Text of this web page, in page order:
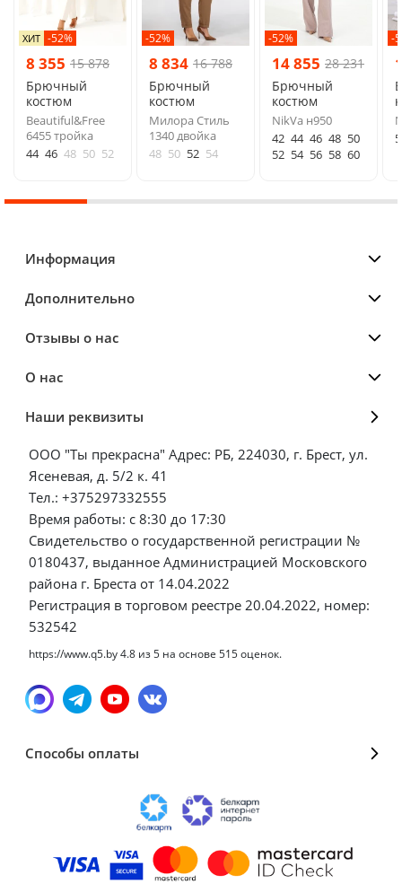
ХИТ -52%
8 355 15 878
Брючный
костюм
Beautiful&Free
6455 тройка
44 46 48 50 52
-52%
8 834 16 788
Брючный
костюм
Милора Стиль
1340 двойка
48 50 52 54
-52%
14 855 28 231
Брючный
костюм
NikVa н950
42 44 46 48 50
52 54 56 58 60
-
Информация
Дополнительно
Отзывы о нас
О нас
Наши реквизиты
ООО "Ты прекрасна" Адрес: РБ, 224030, г. Брест, ул.
Ясеневая, д. 5/2 к. 41
Тел.: +375297332555
Время работы: с 8:30 до 17:30
Свидетельство о государственной регистрации №
0180437, выданное Администрацией Московского
района г. Бреста от 14.04.2022
Регистрация в торговом реестре 20.04.2022, номер:
532542
https://www.q5.by4.8 из5 на основе 515оценок.
Способы оплаты